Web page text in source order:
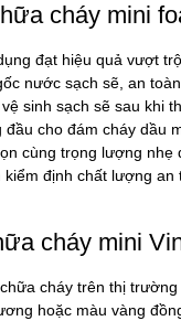
cháy mini
đạt hiệu quả vượt
nước sạch sẽ, an
sinh sạch sẽ sau khi
đầu cho đám cháy dầu
cùng trọng lượng nhẹ
định chất lượng an
cháy mini
cháy trên thị
hoặc màu vàng